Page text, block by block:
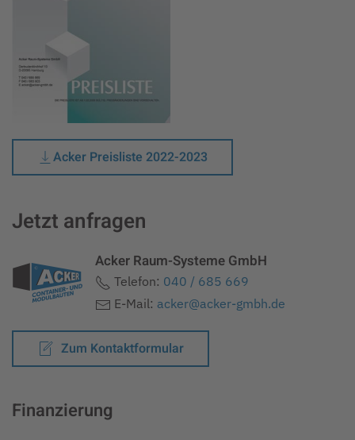
Acker Preisliste 2022-2023
Jetzt anfragen
Acker Raum-Systeme GmbH
Telefon: 040 / 685 669
E-Mail: acker@acker-gmbh.de
Zum Kontaktformular
Finanzierung